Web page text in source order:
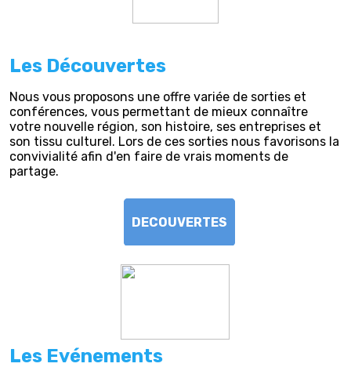
Les Découvertes
Nous vous proposons une offre variée de sorties et
conférences, vous permettant de mieux connaître
votre nouvelle région, son histoire, ses entreprises et
son tissu culturel. Lors de ces sorties nous favorisons la
convivialité afin d'en faire de vrais moments de
partage.
DECOUVERTES
Les Evénements